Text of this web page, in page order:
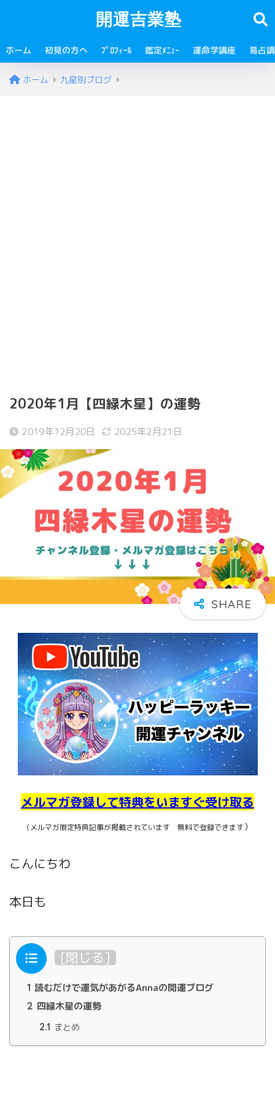
開運吉業塾
ホーム 初見の方へ ﾌﾟﾛﾌｨｰﾙ 鑑定ﾒﾆｭｰ 運命学講座 易占
ホーム 九星別ブログ
2020年1月【四緑木星】の運勢
2019年12月20日 2025年2月21日
メルマガ登録して特典をいますぐ受け取る
（メルマガ限定特典記事が掲載されています 無料で登録できます）
こんにちわ
本日も
目次 [閉じる]
1 読むだけで運気があがるAnnaの開運ブログ
2 四緑木星の運勢
2.1 まとめ